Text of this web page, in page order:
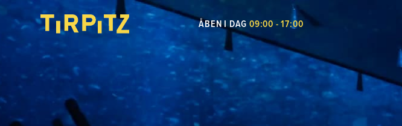
ÅBEN I DAG09:00 - 17:00